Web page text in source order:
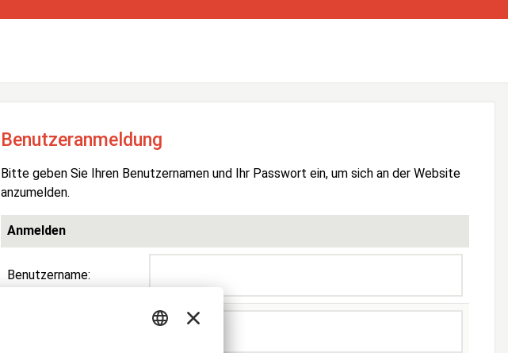
Benutzeranmeldung
Bitte geben Sie Ihren Benutzernamen und Ihr Passwort ein, um sich an der Website
anzumelden.
Anmelden
Benutzername: